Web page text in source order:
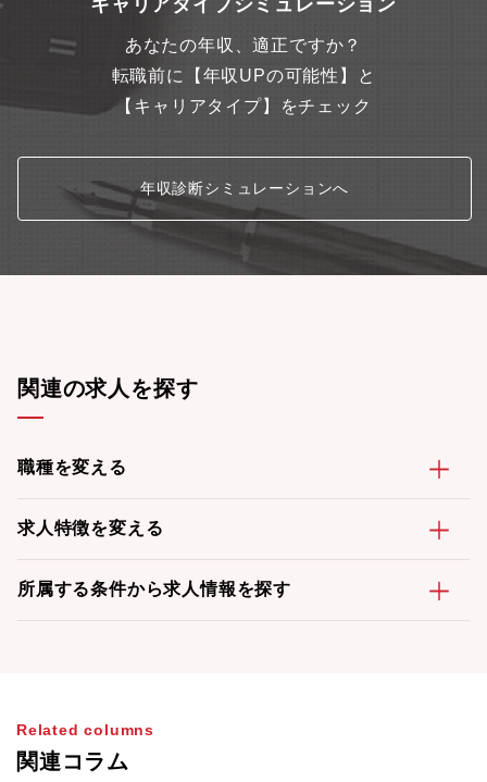
キャリアタイプシミュレーション
あなたの年収、適正ですか？
転職前に【年収UPの可能性】と
【キャリアタイプ】をチェック
年収診断シミュレーションへ
関連の求人を探す
職種を変える
求人特徴を変える
所属する条件から求人情報を探す
Related columns
関連コラム